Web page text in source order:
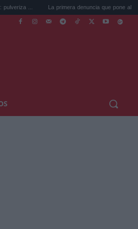
La primera denuncia que pone al Gobierno de